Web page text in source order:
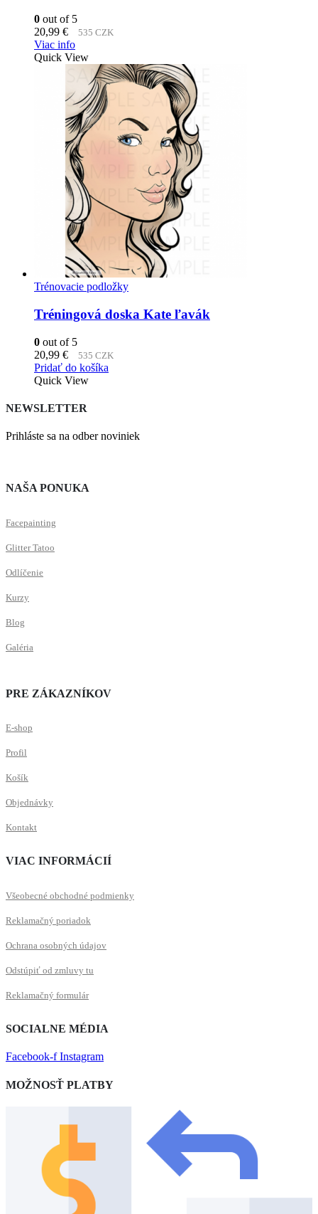
0 out of 5
20,99 € 535 CZK
Viac info
Quick View
Trénovacie podložky
Tréningová doska Kate ľavák
0 out of 5
20,99 € 535 CZK
Pridať do košíka
Quick View
NEWSLETTER
Prihláste sa na odber noviniek
NAŠA PONUKA
Facepainting
Glitter Tatoo
Odlíčenie
Kurzy
Blog
Galéria
PRE ZÁKAZNÍKOV
E-shop
Profil
Košík
Objednávky
Kontakt
VIAC INFORMÁCIÍ
Všeobecné obchodné podmienky
Reklamačný poriadok
Ochrana osobných údajov
Odstúpiť od zmluvy tu
Reklamačný formulár
SOCIALNE MÉDIA
Facebook-f Instagram
MOŽNOSŤ PLATBY